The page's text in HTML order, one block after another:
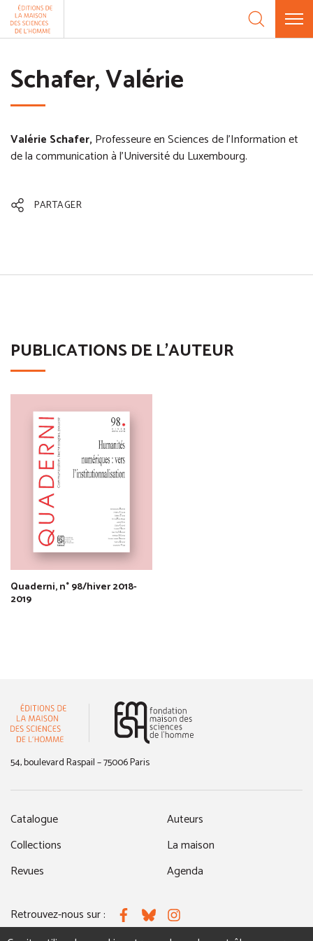
Aller au contenu
Schafer, Valérie
Valérie Schafer, Professeure en Sciences de l'Information et
de la communication à l’Université du Luxembourg.
PARTAGER
PUBLICATIONS DE L'AUTEUR
Quaderni, n° 98/hiver 2018-
2019
54, boulevard Raspail – 75006 Paris
Catalogue
Collections
Revues
Auteurs
La maison
Agenda
Retrouvez-nous sur : FacebookBlueskyInstagram
Panneau de gestion des cookies